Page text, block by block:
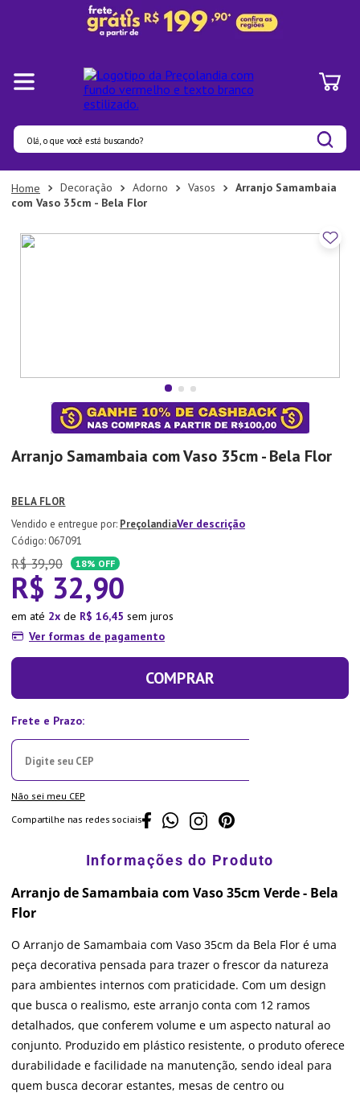
Olá, o que você está buscando?
Decoração Adorno Vasos
Arranjo Samambaia
com Vaso 35cm - Bela Flor
Arranjo Samambaia com Vaso 35cm - Bela Flor
BELA FLOR
PreçolandiaVer descrição
: 067091
R$ 39,90 18% OFF
R$ 32,90
em até 2 de R$ 16,45 sem juros
Ver formas de pagamento
COMPRAR
Não sei meu CEP
Compartilhe nas redes sociais
Arranjo de Samambaia com Vaso 35cm Verde - Bela
Flor
O Arranjo de Samambaia com Vaso 35cm da Bela Flor é uma
peça decorativa pensada para trazer o frescor da natureza
para ambientes internos com praticidade. Com um design
que busca o realismo, este arranjo conta com 12 ramos
detalhados, que conferem volume e um aspecto natural ao
conjunto. Produzido em plástico resistente, o produto oferece
durabilidade e facilidade na manutenção, sendo ideal para
quem busca decorar estantes, mesas de centro ou
Termos mais buscados
1 º
Panelas
2º
Pratos
7º
Aparelho Jantar
Xicara
Lixeira
10º Organizador